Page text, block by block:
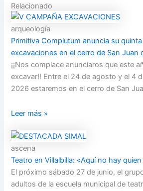
Relacionado
arqueología
Primitiva Complutum anuncia su
excavaciones en el cerro de San Juan
¡¡Nos complace anunciaros que este
excavar!! Entre el 24 de agosto y el 4
2026 estaremos en el cerro de San
Leer más »
ascena
Teatro en Villalbilla: «Aquí no hay quien
El próximo sábado 27 de junio, el
adultos de la escuela municipal de